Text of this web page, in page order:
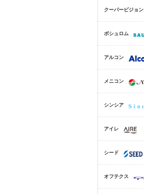
クーパービジョン
ボシュロム
アルコン
メニコン
シンシア
アイレ
シード
オフテクス